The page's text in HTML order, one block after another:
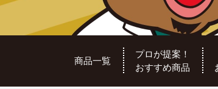
商品一覧
プロが提案！
おすすめ商品